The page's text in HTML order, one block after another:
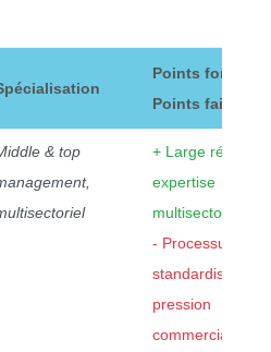
Points forts /
Points faibles
& top
+ Large réseau,
expertise
multisectorielle
- Processus
standardisé,
pression
commerciale